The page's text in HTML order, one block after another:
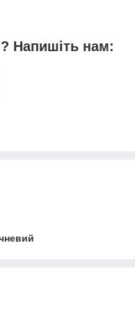
Напишіть нам: